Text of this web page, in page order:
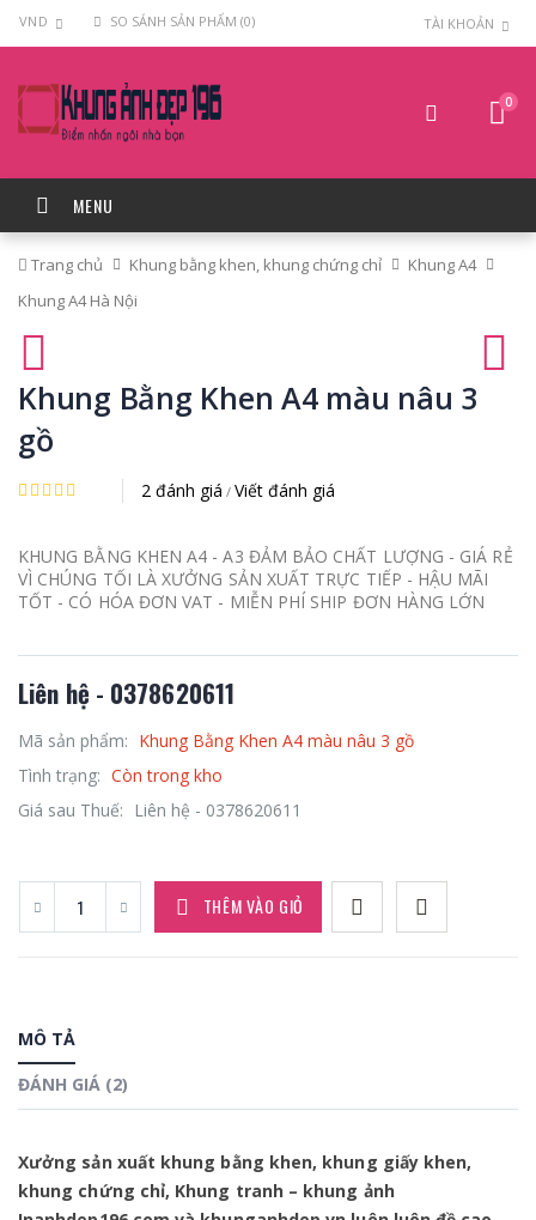
VND SO SÁNH SẢN PHẨM (0) TÀI KHOẢN
0
MENU
Trang chủ Khung bằng khen, khung chứng chỉ
Khung A4
Khung A4 Hà Nội
Khung Bằng Khen A4 màu nâu 3
gồ
2 đánh giá / Viết đánh giá
KHUNG BẰNG KHEN A4 - A3 ĐẢM BẢO CHẤT LƯỢNG - GIÁ RẺ
VÌ CHÚNG TỐI LÀ XƯỞNG SẢN XUẤT TRỰC TIẾP - HẬU MÃI
TỐT - CÓ HÓA ĐƠN VAT - MIỄN PHÍ SHIP ĐƠN HÀNG LỚN
Liên hệ - 0378620611
Mã sản phẩm: Khung Bằng Khen A4 màu nâu 3 gồ
Tình trạng: Còn trong kho
Giá sau Thuế:
Liên hệ - 0378620611
THÊM VÀO GIỎ
MÔ TẢ
ĐÁNH GIÁ (2)
Xưởng sản xuất khung bằng khen, khung giấy khen,
khung chứng chỉ, Khung tranh – khung ảnh